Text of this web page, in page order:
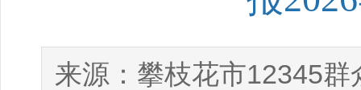
来源： 攀枝花市12345群